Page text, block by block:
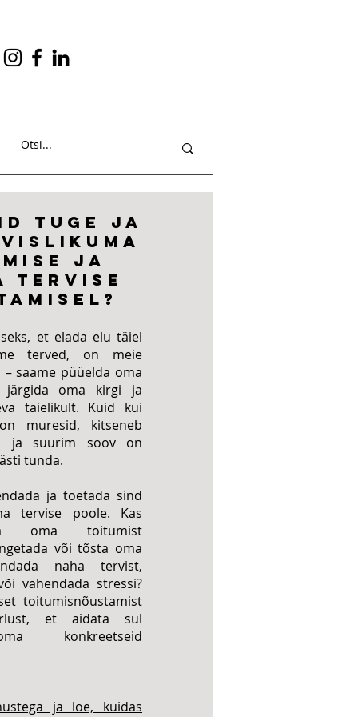
TUGE JA
JA
TERVISE
et elada elu täiel
terved, on meie
saame püüelda oma
järgida oma kirgi ja
täielikult. Kuid kui
muresid, kitseneb
ja suurim soov on
tunda.
ja toetada sind
tervise poole. Kas
oma toitumist
või tõsta oma
naha tervist,
vähendada stressi?
toitumisnõustamist
et aidata sul
konkreetseid
ja loe, kuidas